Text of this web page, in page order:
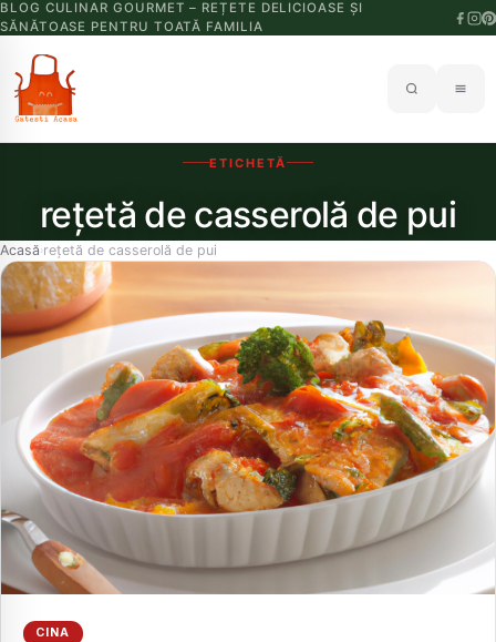
BLOG CULINAR GOURMET – REȚETE DELICIOASE ȘI
SĂNĂTOASE PENTRU TOATĂ FAMILIA
ETICHETĂ
rețetă de casserolă de pui
Acasă›rețetă de casserolă de pui
CINA